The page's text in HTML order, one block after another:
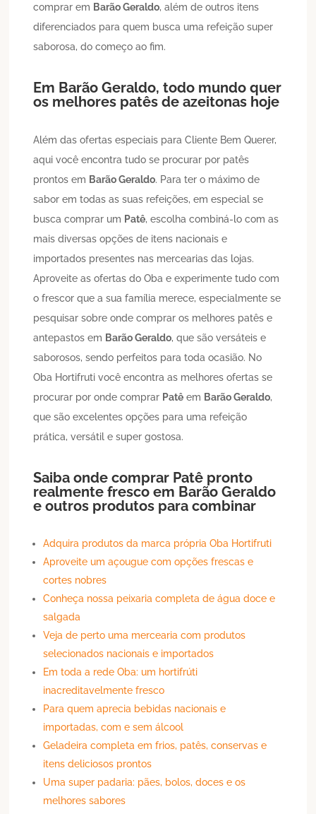
comprar em Barão Geraldo, além de outros itens
diferenciados para quem busca uma refeição super
saborosa, do começo ao fim.
Em Barão Geraldo, todo mundo quer
os melhores patês de azeitonas hoje
Além das ofertas especiais para Cliente Bem Querer,
aqui você encontra tudo se procurar por patês
prontos em Barão Geraldo. Para ter o máximo de
sabor em todas as suas refeições, em especial se
busca comprar um Patê, escolha combiná-lo com as
mais diversas opções de itens nacionais e
importados presentes nas mercearias das lojas.
Aproveite as ofertas do Oba e experimente tudo com
o frescor que a sua família merece, especialmente se
pesquisar sobre onde comprar os melhores patês e
antepastos em Barão Geraldo, que são versáteis e
saborosos, sendo perfeitos para toda ocasião. No
Oba Hortifruti você encontra as melhores ofertas se
procurar por onde comprar Patê em Barão Geraldo,
que são excelentes opções para uma refeição
prática, versátil e super gostosa.
Saiba onde comprar Patê pronto
realmente fresco em Barão Geraldo
e outros produtos para combinar
Adquira produtos da marca própria Oba Hortifruti
Aproveite um açougue com opções frescas e
cortes nobres
Conheça nossa peixaria completa de água doce e
salgada
Veja de perto uma mercearia com produtos
selecionados nacionais e importados
Em toda a rede Oba: um hortifrúti
inacreditavelmente fresco
Para quem aprecia bebidas nacionais e
importadas, com e sem álcool
Geladeira completa em frios, patês, conservas e
itens deliciosos prontos
Uma super padaria: pães, bolos, doces e os
melhores sabores